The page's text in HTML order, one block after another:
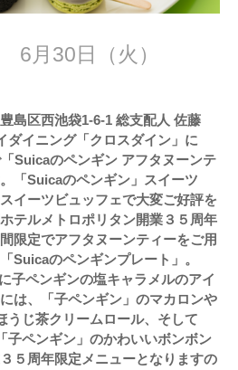
月30日（火）
島区西池袋1-6-1 総支配人 佐藤
ダイニング「クロスダイン」に
Suicaのペンギン アフタヌーンテ
「Suicaのペンギン」スイーツ
イーツビュッフェで大変ご好評を
テルメトロポリタン開業３５周年
限定でアフタヌーンティーをご用
Suicaのペンギンプレート」。
子ペンギンの塩キャラメルのアイ
は、「子ペンギン」のマカロンや
うじ茶クリームロール、そして
子ペンギン」のかわいいボンボン
５周年限定メニューとなりますの